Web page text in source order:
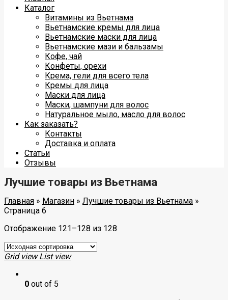
Каталог
Витамины из Вьетнама
Вьетнамские кремы для лица
Вьетнамские маски для лица
Вьетнамские мази и бальзамы
Кофе, чай
Конфеты, орехи
Крема, гели для всего тела
Кремы для лица
Маски для лица
Маски, шампуни для волос
Натуральное мыло, масло для волос
Как заказать?
Контакты
Доставка и оплата
Статьи
Отзывы
Лучшие товары из Вьетнама
Главная » Магазин » Лучшие товары из Вьетнама »
Страница 6
Отображение 121–128 из 128
Grid view List view
0 out of 5